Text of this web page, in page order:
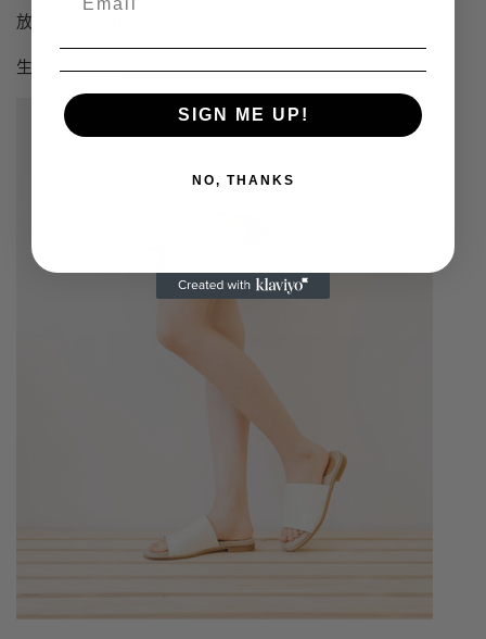
放淡不頹的草編鞋在家
生活也更輕鬆🤍
SIGN ME UP!
NO, THANKS